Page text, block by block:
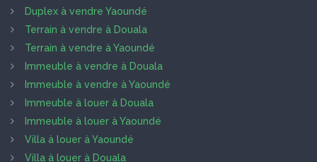
Duplex à vendre Yaoundé
Terrain à vendre à Douala
Terrain à vendre à Yaoundé
Immeuble à vendre à Douala
Immeuble à vendre à Yaoundé
Immeuble à louer à Douala
Immeuble à louer à Yaoundé
Villa à louer à Yaoundé
Villa à louer à Douala